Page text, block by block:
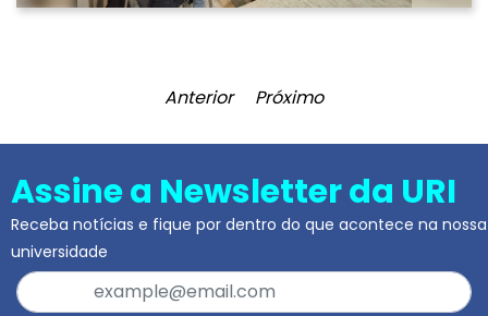
Anterior Próximo
Assine a Newsletter da URI
Receba notícias e fique por dentro do que acontece na nossa
universidade